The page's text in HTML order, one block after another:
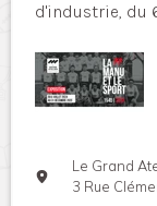
d'industrie, du
Le Grand
3 Rue